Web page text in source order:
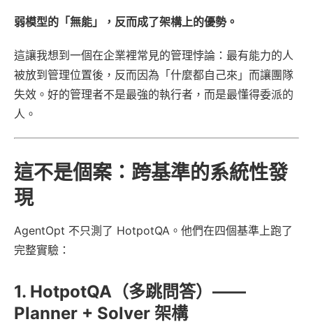
弱模型的「無能」，反而成了架構上的優勢。
這讓我想到一個在企業裡常見的管理悖論：最有能力的人
被放到管理位置後，反而因為「什麼都自己來」而讓團隊
失效。好的管理者不是最強的執行者，而是最懂得委派的
人。
這不是個案：跨基準的系統性發
現
AgentOpt 不只測了 HotpotQA。他們在四個基準上跑了
完整實驗：
1. HotpotQA（多跳問答）——
Planner + Solver 架構